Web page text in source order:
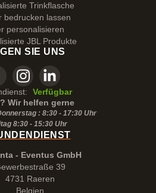
Trinkflasche
bedrucken lassen
personalisieren
JBL Produkte
SIE UNS
Verfügbar
Wir helfen gerne
: 8:30 - 17:30 Uhr
8:30 - 15:30Uhr
- Eventus GmbH
39
4731 Raeren
Belgien